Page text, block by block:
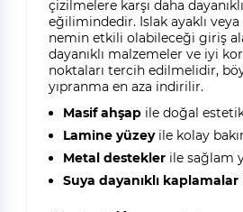
çizilmelere karşı daha
eğilimindedir. Islak ayaklı veya
nemin etkili olabileceği giriş
dayanıklı malzemeler ve iyi
noktaları tercih edilmelidir,
yıpranma en aza indirilir.
Masif ahşapile doğal
Lamine yüzeyile kolay
Metal desteklerile sağlam
Suya dayanıklı kaplamalar